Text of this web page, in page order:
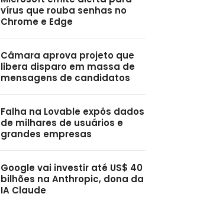
vírus que rouba senhas no
Chrome e Edge
Câmara aprova projeto que
libera disparo em massa de
mensagens de candidatos
Falha na Lovable expôs dados
de milhares de usuários e
grandes empresas
Google vai investir até US$ 40
bilhões na Anthropic, dona da
IA Claude